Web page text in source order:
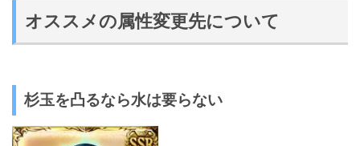
オススメの属性変更先について
杉玉を凸るなら水は要らない